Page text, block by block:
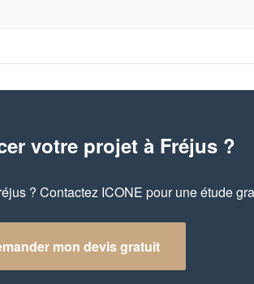
votre projet à Fréjus ?
? Contactez ICONE pour une étude
mon devis gratuit